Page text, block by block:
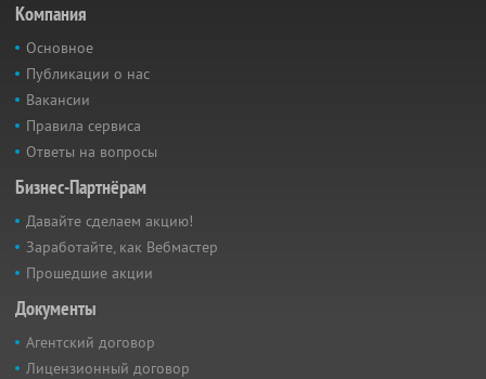
Компания
Основное
Публикации о нас
Вакансии
Правила сервиса
Ответы на вопросы
Бизнес-Партнёрам
Давайте сделаем акцию!
Заработайте, как Вебмастер
Прошедшие акции
Документы
Агентский договор
Лицензионный договор